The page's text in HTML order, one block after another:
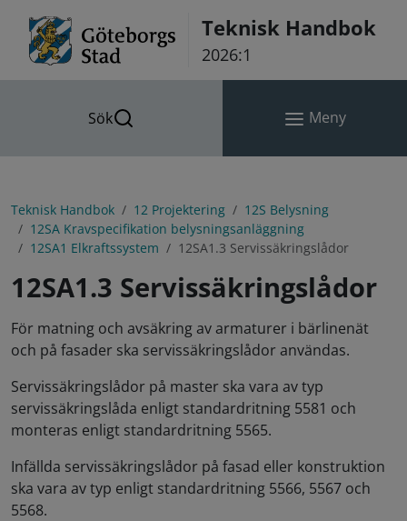
Teknisk Handbok
2026:1
Sök Meny
Teknisk Handbok 12 Projektering
12S Belysning
12SA Kravspecifikation belysningsanläggning
12SA1 Elkraftssystem
12SA1.3 Servissäkringslådor
12SA1.3 Servissäkringslådor
För matning och avsäkring av armaturer i bärlinenät
och på fasader ska servissäkringslådor användas.
Servissäkringslådor på master ska vara av typ
servissäkringslåda enligt standardritning 5581 och
monteras enligt standardritning 5565.
Infällda servissäkringslådor på fasad eller konstruktion
ska vara av typ enligt standardritning 5566, 5567 och
5568.